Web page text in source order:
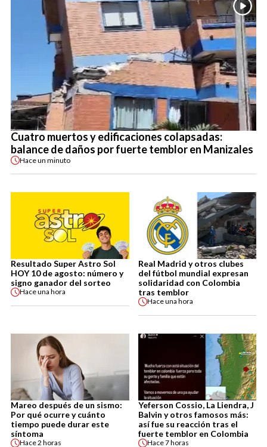
Cuatro muertos y edificaciones colapsadas:
balance de daños por fuerte temblor en Manizales
Haceun minuto
Resultado Super Astro Sol
HOY 10 de agosto: número y
signo ganador del sorteo
Haceuna hora
Real Madrid y otros clubes
del fútbol mundial expresan
solidaridad con Colombia
tras temblor
Haceuna hora
Mareo después de un sismo:
Por qué ocurre y cuánto
tiempo puede durar este
síntoma
Hace2 horas
Yeferson Cossio, La Liendra, J
Balvin y otros famosos más:
así fue su reacción tras el
fuerte temblor en Colombia
Hace7 horas